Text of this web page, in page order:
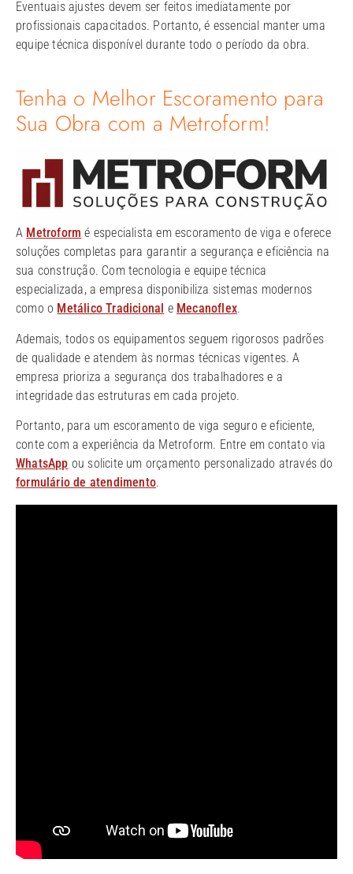
Eventuais ajustes devem ser feitos imediatamente por
profissionais capacitados. Portanto, é essencial manter uma
equipe técnica disponível durante todo o período da obra.
Tenha o Melhor Escoramento para
Sua Obra com a Metroform!
A Metroform é especialista em escoramento de viga e oferece
soluções completas para garantir a segurança e eficiência na
sua construção. Com tecnologia e equipe técnica
especializada, a empresa disponibiliza sistemas modernos
como o Metálico Tradicional e Mecanoflex.
Ademais, todos os equipamentos seguem rigorosos padrões
de qualidade e atendem às normas técnicas vigentes. A
empresa prioriza a segurança dos trabalhadores e a
integridade das estruturas em cada projeto.
Portanto, para um escoramento de viga seguro e eficiente,
conte com a experiência da Metroform. Entre em contato via
WhatsApp ou solicite um orçamento personalizado através do
formulário de atendimento.